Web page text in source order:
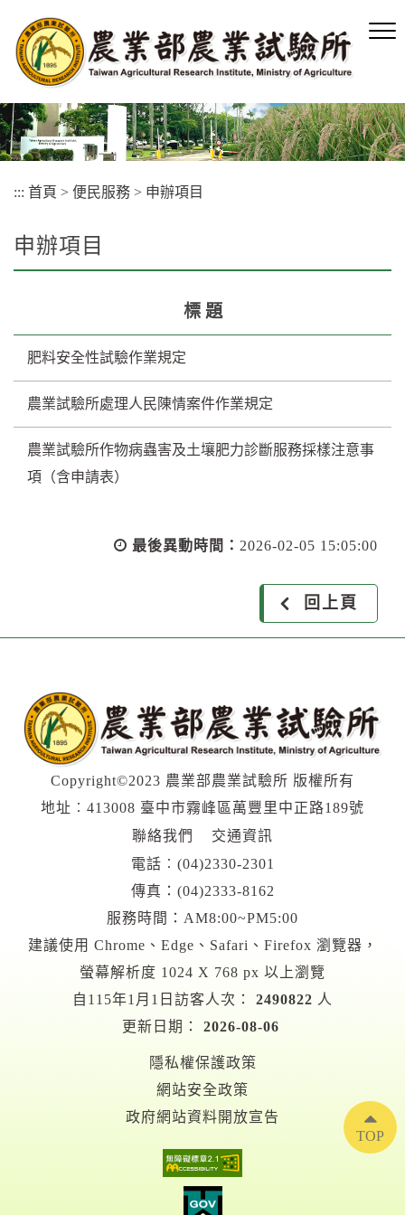
容
區
塊
::: 首頁 > 便民服務 > 申辦項目
申辦項目
標 題
肥料安全性試驗作業規定
農業試驗所處理人民陳情案件作業規定
農業試驗所作物病蟲害及土壤肥力診斷服務採樣注意事
項（含申請表）
最後異動時間： 2026-02-05 15:05:00
回上頁
Copyright©2023 農業部農業試驗所 版權所有
地址︰413008 臺中市霧峰區萬豐里中正路189號
聯絡我們
交通資訊
電話︰ (04)2330-2301
傳真：(04)2333-8162
服務時間：AM8:00~PM5:00
建議使用 Chrome、Edge、Safari、Firefox 瀏覽器，
螢幕解析度 1024 X 768 px 以上瀏覽
自115年1月1日訪客人次：
2490822 人
更新日期：
2026-08-06
隱私權保護政策
網站安全政策
政府網站資料開放宣告
TOP